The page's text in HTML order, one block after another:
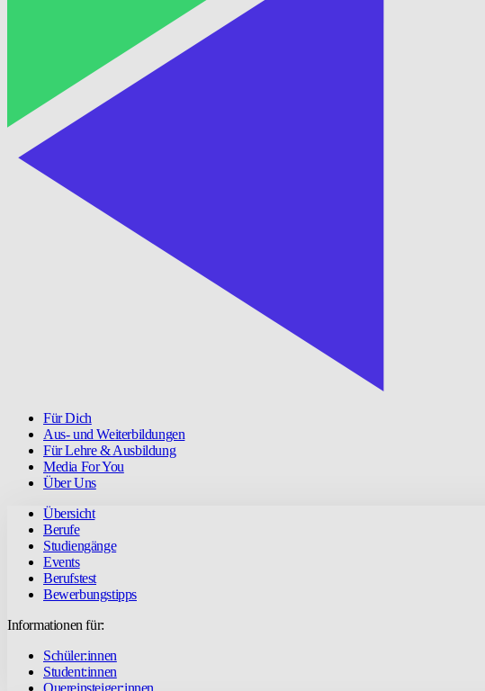
Für Dich
Aus- und Weiterbildungen
Für Lehre & Ausbildung
Media For You
Über Uns
Übersicht
Berufe
Studiengänge
Events
Berufstest
Bewerbungstipps
Informationen für:
Schüler:innen
Student:innen
Quereinsteiger:innen